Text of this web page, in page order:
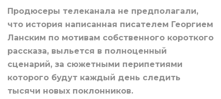
Продюсеры телеканала не предполагали,
что история написанная писателем Георгием
Ланским по мотивам собственного короткого
рассказа, выльется в полноценный
сценарий, за сюжетными перипетиями
которого будут каждый день следить
тысячи новых поклонников.